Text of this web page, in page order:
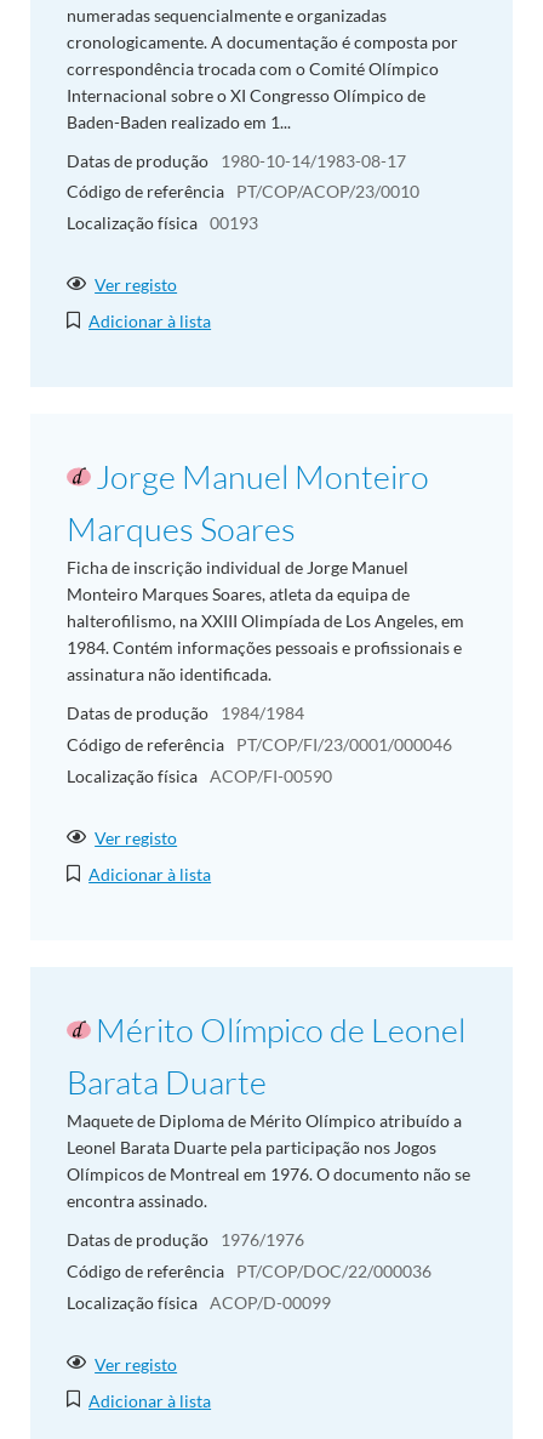
numeradas sequencialmente e organizadas
cronologicamente. A documentação é composta por
correspondência trocada com o Comité Olímpico
Internacional sobre o XI Congresso Olímpico de
Baden-Baden realizado em 1...
Datas de produção
1980-10-14/1983-08-17
Código de referência
PT/COP/ACOP/23/0010
Localização física 00193
Ver registo
Adicionar à lista
Jorge Manuel Monteiro
Marques Soares
Ficha de inscrição individual de Jorge Manuel
Monteiro Marques Soares, atleta da equipa de
halterofilismo, na XXIII Olimpíada de Los Angeles, em
1984. Contém informações pessoais e profissionais e
assinatura não identificada.
Datas de produção
1984/1984
Código de referência
PT/COP/FI/23/0001/000046
Localização física ACOP/FI-00590
Ver registo
Adicionar à lista
Mérito Olímpico de Leonel
Barata Duarte
Maquete de Diploma de Mérito Olímpico atribuído a
Leonel Barata Duarte pela participação nos Jogos
Olímpicos de Montreal em 1976. O documento não se
encontra assinado.
Datas de produção
1976/1976
Código de referência
PT/COP/DOC/22/000036
Localização física ACOP/D-00099
Ver registo
Adicionar à lista